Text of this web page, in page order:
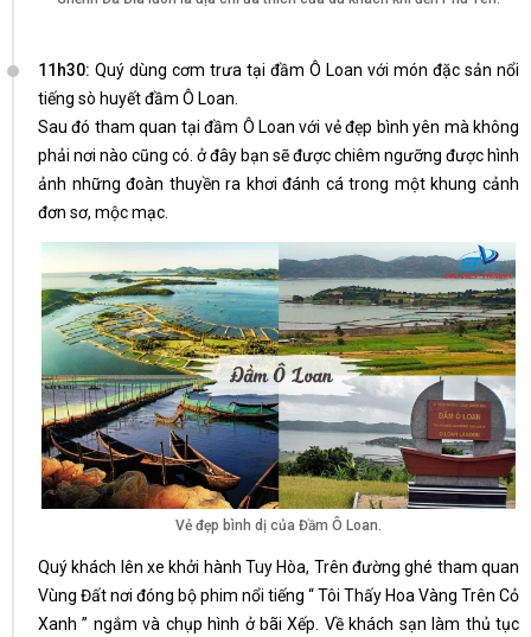
11h30: Quý dùng cơm trưa tại đầm Ô Loan với món đặc sản nổi
tiếng sò huyết đầm Ô Loan.
Sau đó tham quan tại đầm Ô Loan với vẻ đẹp bình yên mà không
phải nơi nào cũng có. ở đây bạn sẽ được chiêm ngưỡng được hình
ảnh những đoàn thuyền ra khơi đánh cá trong một khung cảnh
đơn sơ, mộc mạc.
Vẻ đẹp bình dị của Đầm Ô Loan.
Quý khách lên xe khởi hành Tuy Hòa, Trên đường ghé tham quan
Vùng Đất nơi đóng bộ phim nổi tiếng “ Tôi Thấy Hoa Vàng Trên Cỏ
Xanh ” ngắm và chụp hình ở bãi Xếp. Về khách sạn làm thủ tục